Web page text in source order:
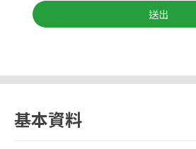
送出
基本資料